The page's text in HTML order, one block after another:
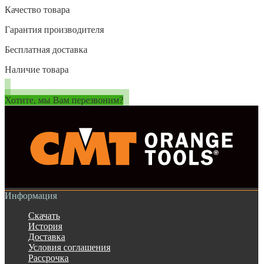
Качество товара
Гарантия производителя
Бесплатная доставка
Наличие товара
Хотите, мы Вам перезвоним?
Информация
Скачать
История
Доставка
Условия соглашения
Рассрочка